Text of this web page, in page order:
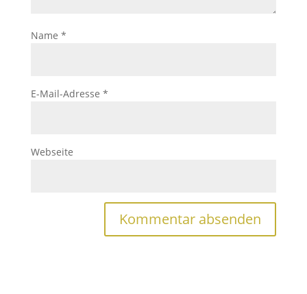
Name *
E-Mail-Adresse *
Webseite